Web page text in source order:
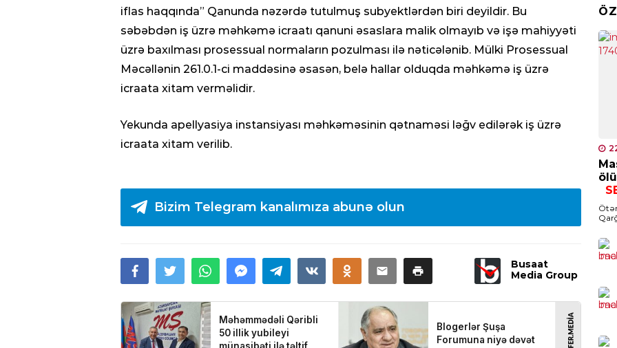
iflas haqqında” Qanunda nəzərdə tutulmuş subyektlərdən biri deyildir. Bu
səbəbdən iş üzrə məhkəmə icraatı qanuni əsaslara malik olmayıb və işə mahiyyəti
üzrə baxılması prosessual normaların pozulması ilə nəticələnib. Mülki Prosessual
Məcəllənin 261.0.1-ci maddəsinə əsasən, belə hallar olduqda məhkəmə iş üzrə
icraata xitam verməlidir.
Yekunda apellyasiya instansiyası məhkəməsinin qətnaməsi ləğv edilərək iş üzrə
icraata xitam verilib.
Bizim Telegram kanalımıza abunə olun
Busaat
Media Group